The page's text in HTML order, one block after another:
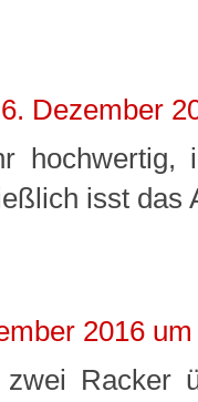
6. Dezember
hochwertig,
isst das
2016
Racker